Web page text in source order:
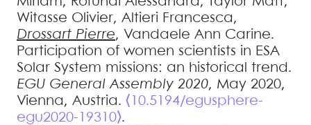
Witasse Olivier, Altieri Francesca,
Drossart Pierre, Vandaele Ann Carine.
Participation of women scientists in ESA
Solar System missions: an historical trend .
EGU General Assembly 2020, May 2020,
Vienna, Austria. ⟨10.5194/egusphere-
egu2020-19310⟩.